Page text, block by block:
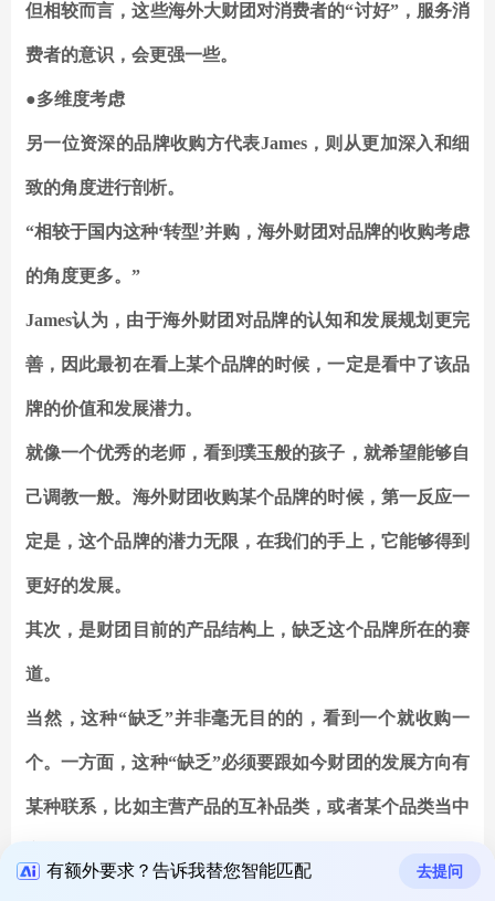
但相较而言，这些海外大财团对消费者的“讨好”，服务消
费者的意识，会更强一些。
●多维度考虑
另一位资深的品牌收购方代表James，则从更加深入和细
致的角度进行剖析。
“相较于国内这种‘转型’并购，海外财团对品牌的收购考虑
的角度更多。”
James认为，由于海外财团对品牌的认知和发展规划更完
善，因此最初在看上某个品牌的时候，一定是看中了该品
牌的价值和发展潜力。
就像一个优秀的老师，看到璞玉般的孩子，就希望能够自
己调教一般。海外财团收购某个品牌的时候，第一反应一
定是，这个品牌的潜力无限，在我们的手上，它能够得到
更好的发展。
其次，是财团目前的产品结构上，缺乏这个品牌所在的赛
道。
当然，这种“缺乏”并非毫无目的的，看到一个就收购一
个。一方面，这种“缺乏”必须要跟如今财团的发展方向有
某种联系，比如主营产品的互补品类，或者某个品类当中
有额外要求？告诉我替您智能匹配 去提问